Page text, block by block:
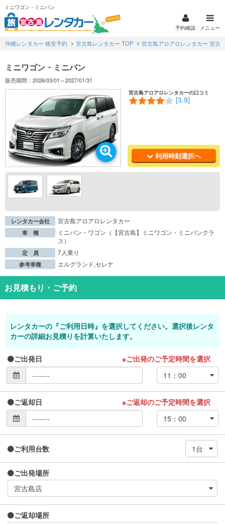
ミニワゴン・ミニバン
予約確認 メニュー
沖縄レンタカー 格安予約 宮古島レンタカー TOP 宮古島アロアロレンタカー 宮古
ミニワゴン・ミニバン
販売期間：2026/03/01～2027/01/31
宮古島アロアロレンタカーの口コミ
[3.9]
利用時刻選択へ
レンタカー会社 宮古島アロアロレンタカー
車 種
ミニバン・ワゴン（【宮古島】ミニワゴン・ミニバンクラ
ス）
定 員 7人乗り
参考車種 エルグランド,セレナ
お見積もり・ご予約
レンタカーの『ご利用日時』を選択してください。選択後レンタ
カーの詳細お見積りを計算いたします。
ご出発日 ※ご出発のご予定時間を選択
ご返却日 ※ご返却のご予定時間を選択
ご利用台数
ご出発場所
ご返却場所